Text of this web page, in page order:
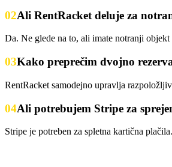
02Ali RentRacket deluje za
Da. Ne glede na to, ali imate notranji
03Kako preprečim dvojno
RentRacket samodejno upravlja
04Ali potrebujem Stripe za
Stripe je potreben za spletna kartična